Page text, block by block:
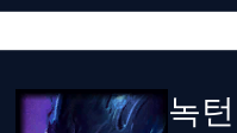
녹턴